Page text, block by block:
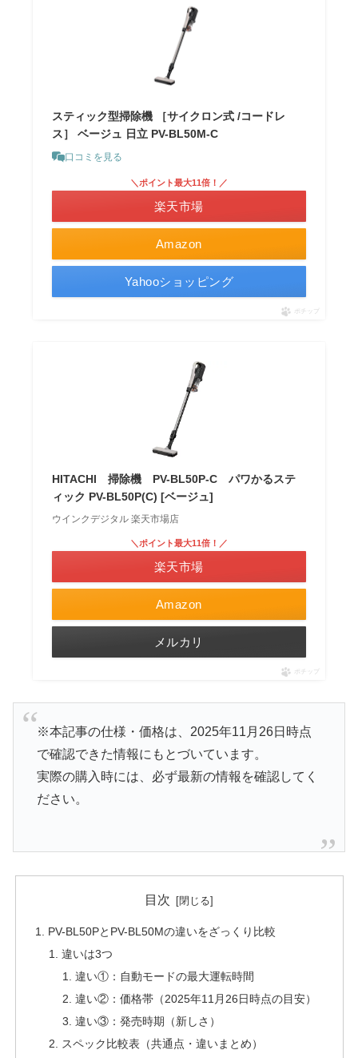
スティック型掃除機 ［サイクロン式 /コードレ
ス］ ベージュ 日立 PV-BL50M-C
口コミを見る
Amazon
＼ポイント最大11倍！／
楽天市場
Yahooショッピング
ポチップ
HITACHI 掃除機 PV-BL50P-C パワかるステ
ィック PV-BL50P(C) [ベージュ]
ウインクデジタル 楽天市場店
Amazon
＼ポイント最大11倍！／
楽天市場
メルカリ
ポチップ
※本記事の仕様・価格は、2025年11月26日時点
で確認できた情報にもとづいています。
実際の購入時には、必ず最新の情報を確認してく
ださい。
目次
PV-BL50PとPV-BL50Mの違いをざっくり比較
違いは3つ
違い①：自動モードの最大運転時間
違い②：価格帯（2025年11月26日時点の目安）
違い③：発売時期（新しさ）
スペック比較表（共通点・違いまとめ）